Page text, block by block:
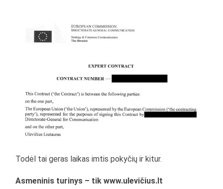
Todėl tai geras laikas imtis pokyčių ir kitur.
Asmeninis turinys – tik www.ulevičius.lt